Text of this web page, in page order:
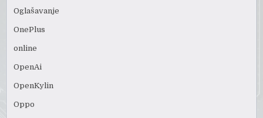
Oglašavanje
OnePlus
online
OpenAi
OpenKylin
Oppo